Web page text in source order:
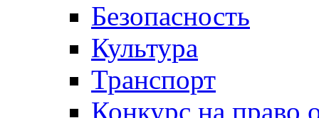
Безопасность
Культура
Транспорт
Конкурс на право